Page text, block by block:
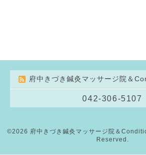
府中きづき鍼灸マッサージ院＆
042-306-5107
©2026 府中きづき鍼灸マッサージ院＆
Reserved.